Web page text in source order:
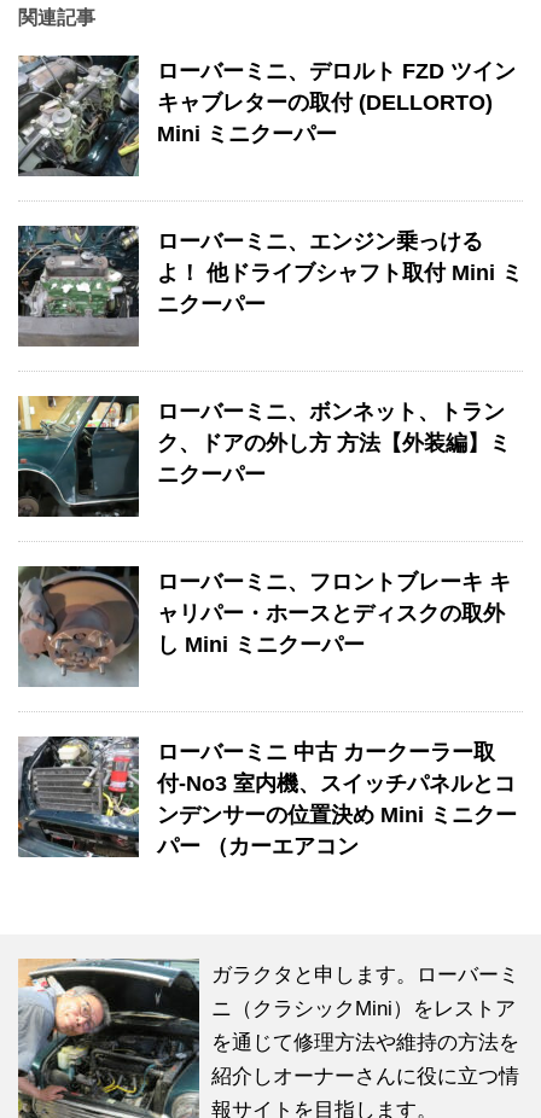
関連記事
ローバーミニ、デロルト FZD ツイン
キャブレターの取付 (DELLORTO)
Mini ミニクーパー
ローバーミニ、エンジン乗っける
よ！ 他ドライブシャフト取付 Mini ミ
ニクーパー
ローバーミニ、ボンネット、トラン
ク、ドアの外し方 方法【外装編】ミ
ニクーパー
ローバーミニ、フロントブレーキ キ
ャリパー・ホースとディスクの取外
し Mini ミニクーパー
ローバーミニ 中古 カークーラー取
付-No3 室内機、スイッチパネルとコ
ンデンサーの位置決め Mini ミニクー
パー （カーエアコン
ガラクタと申します。ローバーミ
ニ（クラシックMini）をレストア
を通じて修理方法や維持の方法を
紹介しオーナーさんに役に立つ情
報サイトを目指します。